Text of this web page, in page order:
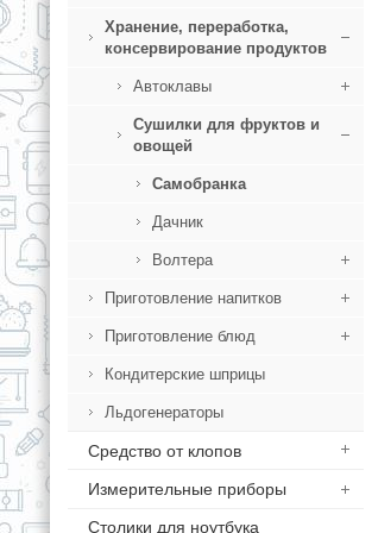
Хранение, переработка,
консервирование продуктов
Автоклавы
Сушилки для фруктов и
овощей
Самобранка
Дачник
Волтера
Приготовление напитков
Приготовление блюд
Кондитерские шприцы
Льдогенераторы
Средство от клопов
Измерительные приборы
Столики для ноутбука